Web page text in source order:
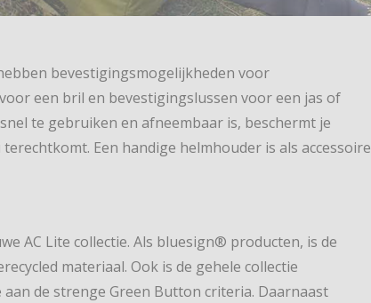
bevestigingsmogelijkheden voor
een bril en bevestigingslussen voor een jas of
te gebruiken en afneembaar is, beschermt je
Een handige helmhouder is als accessoire
AC Lite collectie. Als bluesign® producten, is de
materiaal. Ook is de gehele collectie
de strenge Green Button criteria. Daarnaast